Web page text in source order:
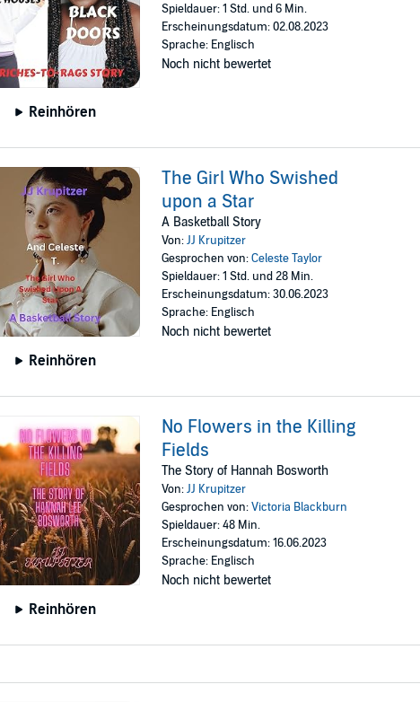
Reinhören
Spieldauer: 1 Std. und 6 Min.
Erscheinungsdatum: 02.08.2023
Sprache: Englisch
Noch nicht bewertet
Reinhören
The Girl Who Swished
upon a Star
A Basketball Story
Von:JJ Krupitzer
Gesprochen von:Celeste Taylor
Spieldauer: 1 Std. und 28 Min.
Erscheinungsdatum: 30.06.2023
Sprache: Englisch
Noch nicht bewertet
Reinhören
No Flowers in the Killing
Fields
The Story of Hannah Bosworth
Von:JJ Krupitzer
Gesprochen von:Victoria Blackburn
Spieldauer: 48 Min.
Erscheinungsdatum: 16.06.2023
Sprache: Englisch
Noch nicht bewertet